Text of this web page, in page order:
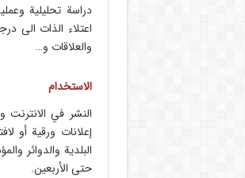
دراسة تحلیلیة
اعتلاء الذات الی
والعلاقات و…
الاستخدام
النشر في الانترنت
إعلانات ورقیة أو
البلدیة والدوائر
حتی الأربعین.